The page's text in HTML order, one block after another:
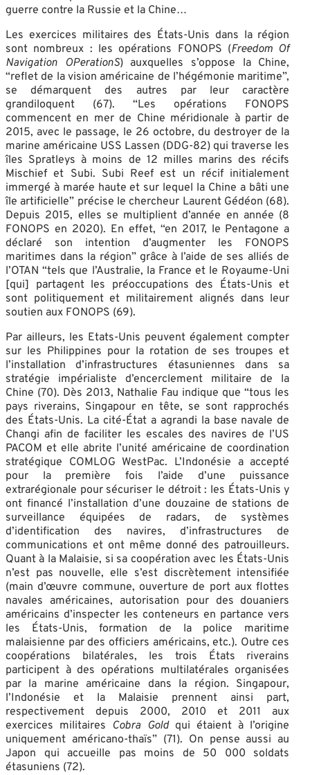
guerre contre la Russie et la Chine…
Les exercices militaires des États-Unis dans la région
sont nombreux : les opérations FONOPS (Freedom Of
Navigation OPerationS) auxquelles s’oppose la Chine,
“reflet de la vision américaine de l’hégémonie maritime”,
se démarquent des autres par leur caractère
grandiloquent (67). “Les opérations FONOPS
commencent en mer de Chine méridionale à partir de
2015, avec le passage, le 26 octobre, du destroyer de la
marine américaine USS Lassen (DDG-82) qui traverse les
îles Spratleys à moins de 12 milles marins des récifs
Mischief et Subi. Subi Reef est un récif initialement
immergé à marée haute et sur lequel la Chine a bâti une
île artificielle” précise le chercheur Laurent Gédéon (68).
Depuis 2015, elles se multiplient d’année en année (8
FONOPS en 2020). En effet, “en 2017, le Pentagone a
déclaré son intention d’augmenter les FONOPS
maritimes dans la région” grâce à l’aide de ses alliés de
l’OTAN “tels que l’Australie, la France et le Royaume-Uni
[qui] partagent les préoccupations des États-Unis et
sont politiquement et militairement alignés dans leur
soutien aux FONOPS (69).
Par ailleurs, les Etats-Unis peuvent également compter
sur les Philippines pour la rotation de ses troupes et
l’installation d’infrastructures étasuniennes dans sa
stratégie impérialiste d’encerclement militaire de la
Chine (70). Dès 2013, Nathalie Fau indique que “tous les
pays riverains, Singapour en tête, se sont rapprochés
des États-Unis. La cité-État a agrandi la base navale de
Changi afin de faciliter les escales des navires de l’US
PACOM et elle abrite l’unité américaine de coordination
stratégique COMLOG WestPac. L’Indonésie a accepté
pour la première fois l’aide d’une puissance
extrarégionale pour sécuriser le détroit : les États-Unis y
ont financé l’installation d’une douzaine de stations de
surveillance équipées de radars, de systèmes
d’identification des navires, d’infrastructures de
communications et ont même donné des patrouilleurs.
Quant à la Malaisie, si sa coopération avec les États-Unis
n’est pas nouvelle, elle s’est discrètement intensifiée
(main d’œuvre commune, ouverture de port aux flottes
navales américaines, autorisation pour des douaniers
américains d’inspecter les conteneurs en partance vers
les États-Unis, formation de la police maritime
malaisienne par des officiers américains, etc.). Outre ces
coopérations bilatérales, les trois États riverains
participent à des opérations multilatérales organisées
par la marine américaine dans la région. Singapour,
l’Indonésie et la Malaisie prennent ainsi part,
respectivement depuis 2000, 2010 et 2011 aux
exercices militaires Cobra Goldqui étaient à l’origine
uniquement américano-thaïs” (71). On pense aussi au
Japon qui accueille pas moins de 50 000 soldats
étasuniens (72).